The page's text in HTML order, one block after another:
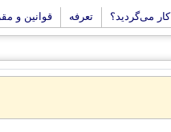
کار می‌گردید؟ تعرفه قوانین و